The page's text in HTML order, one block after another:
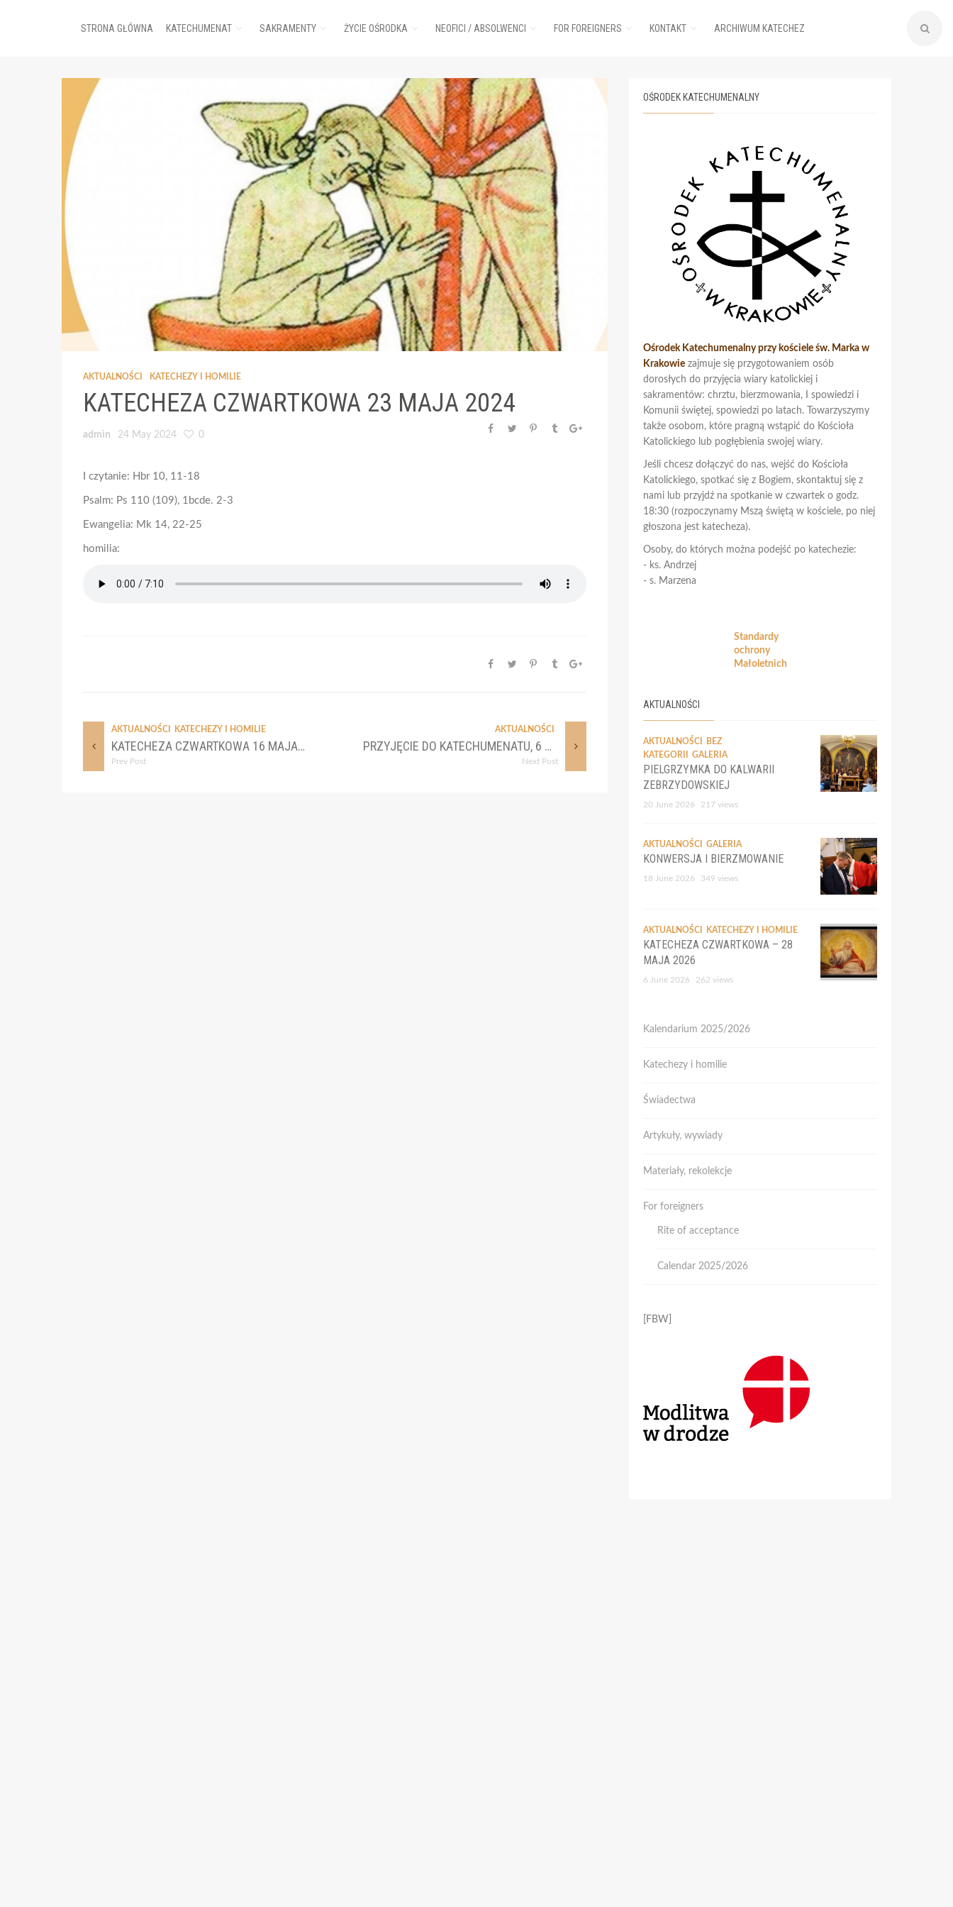
STRONA GŁÓWNA KATECHUMENAT SAKRAMENTY ŻYCIE OŚRODKA NEOFICI / ABSOLWENCI FOR FOREIGNERS KONTAKT ARCHIWUM KATECHEZ
AKTUALNOŚCI KATECHEZY I HOMILIE
KATECHEZA CZWARTKOWA 23 MAJA 2024
admin 24 May 2024 0
I czytanie: Hbr 10, 11-18
Psalm: Ps 110 (109), 1bcde. 2-3
Ewangelia: Mk 14, 22-25
homilia:
AKTUALNOŚCI KATECHEZY I HOMILIE
KATECHEZA CZWARTKOWA 16 MAJA 2024
Prev Post
AKTUALNOŚCI
PRZYJĘCIE DO KATECHUMENATU, 6 CZERWCA 2024
Next Post
OŚRODEK KATECHUMENALNY
Ośrodek Katechumenalny przy kościele św. Marka w
Krakowie zajmuje się przygotowaniem osób
dorosłych do przyjęcia wiary katolickiej i
sakramentów: chrztu, bierzmowania, I spowiedzi i
Komunii świętej, spowiedzi po latach. Towarzyszymy
także osobom, które pragną wstąpić do Kościoła
Katolickiego lub pogłębienia swojej wiary.
Jeśli chcesz dołączyć do nas, wejść do Kościoła
Katolickiego, spotkać się z Bogiem, skontaktuj się z
nami lub przyjdź na spotkanie w czwartek o godz.
18:30 (rozpoczynamy Mszą świętą w kościele, po niej
głoszona jest katecheza).
Osoby, do których można podejść po katechezie:
- ks. Andrzej
- s. Marzena
Standardy
ochrony
Małoletnich
AKTUALNOŚCI
AKTUALNOŚCI
BEZ
KATEGORII
GALERIA
PIELGRZYMKA DO KALWARII
ZEBRZYDOWSKIEJ
20 June 2026 217 views
AKTUALNOŚCI GALERIA
KONWERSJA I BIERZMOWANIE
18 June 2026 349 views
AKTUALNOŚCI KATECHEZY I HOMILIE
KATECHEZA CZWARTKOWA – 28
MAJA 2026
6 June 2026 262 views
Kalendarium 2025/2026
Katechezy i homilie
Świadectwa
Artykuły, wywiady
Materiały, rekolekcje
For foreigners
Rite of acceptance
Calendar 2025/2026
[FBW]